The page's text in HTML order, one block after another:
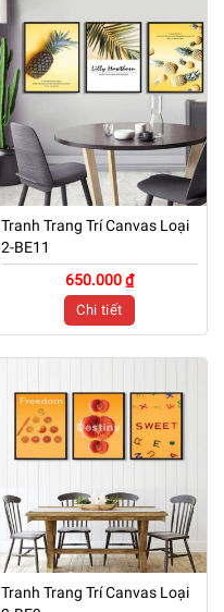
Tranh Trang Trí Canvas Loại
2-BE11
650.000 ₫
Chi tiết
Tranh Trang Trí Canvas Loại